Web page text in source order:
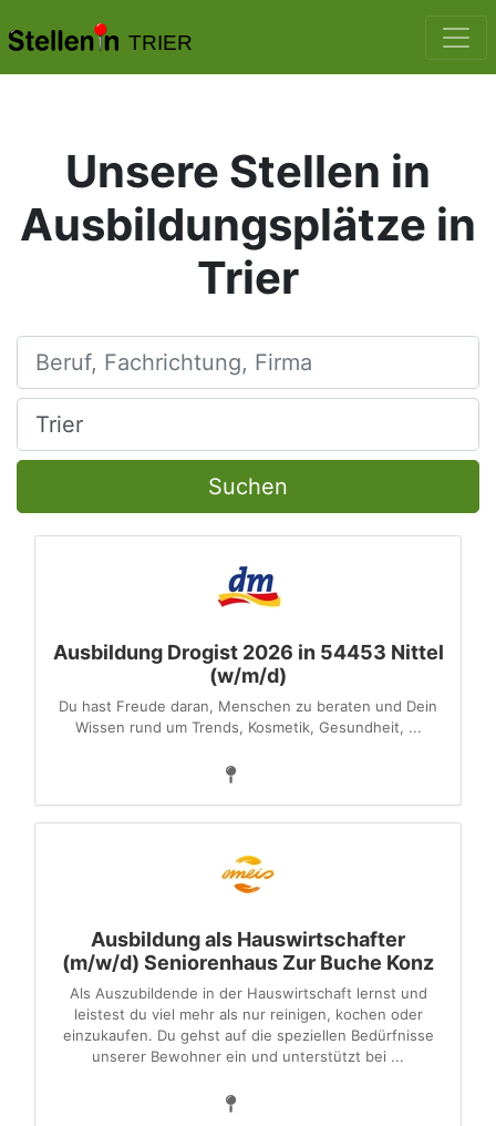
TRIER
Unsere Stellen in
Ausbildungsplätze in
Trier
Beruf, Fachrichtung, Firma
Ort, Stadt
Suchen
Ausbildung Drogist 2026 in 54453 Nittel
(w/m/d)
Du hast Freude daran, Menschen zu beraten und Dein
Wissen rund um Trends, Kosmetik, Gesundheit, ...
Ausbildung als Hauswirtschafter
(m/w/d) Seniorenhaus Zur Buche Konz
Als Auszubildende in der Hauswirtschaft lernst und
leistest du viel mehr als nur reinigen, kochen oder
einzukaufen. Du gehst auf die speziellen Bedürfnisse
unserer Bewohner ein und unterstützt bei ...